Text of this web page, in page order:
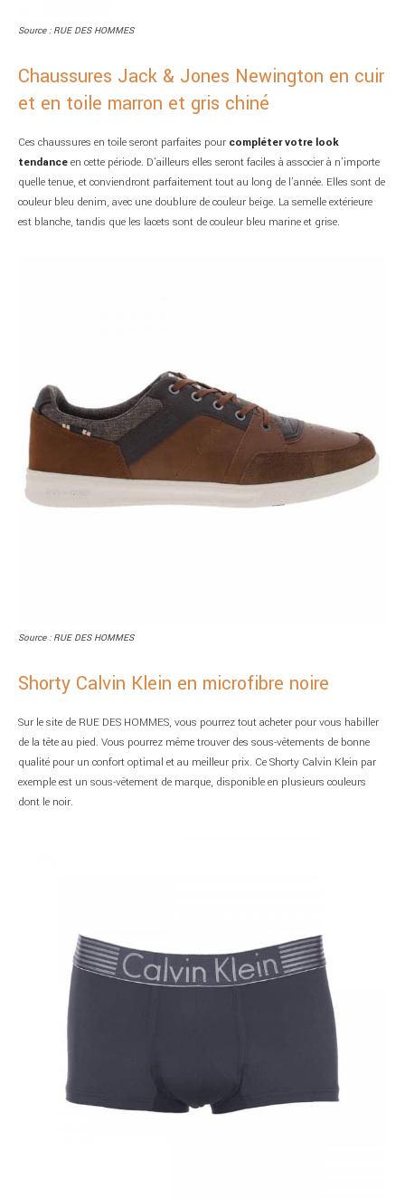
Source : RUE DES HOMMES
Chaussures Jack & Jones Newington en cuir
et en toile marron et gris chiné
Ces chaussures en toile seront parfaites pour compléter votre look
tendanceen cette période. D’ailleurs elles seront faciles à associer à n’importe
quelle tenue, et conviendront parfaitement tout au long de l’année. Elles sont de
couleur bleu denim, avec une doublure de couleur beige. La semelle extérieure
est blanche, tandis que les lacets sont de couleur bleu marine et grise.
Source : RUE DES HOMMES
Shorty Calvin Klein en microfibre noire
Sur le site de RUE DES HOMMES, vous pourrez tout acheter pour vous habiller
de la tête au pied. Vous pourrez même trouver des sous-vêtements de bonne
qualité pour un confort optimal et au meilleur prix. Ce Shorty Calvin Klein par
exemple est un sous-vêtement de marque, disponible en plusieurs couleurs
dont le noir.